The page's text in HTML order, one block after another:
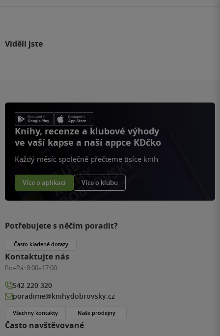
Viděli jste
Knihy, recenze a klubové výhody
ve vaší kapse a naší appce KDčko
Každý měsíc společně přečteme tisíce knih
Více o aplikaci Více o klubu
Často navštěvované
Potřebujete s něčím poradit?
Často kladené dotazy
Kontaktujte nás
Po–Pá: 8:00–17:00
542 220 320
poradime@knihydobrovsky.cz
Všechny kontakty Naše prodejny